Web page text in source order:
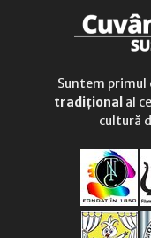
Suntem primul
tradițional al
cultură